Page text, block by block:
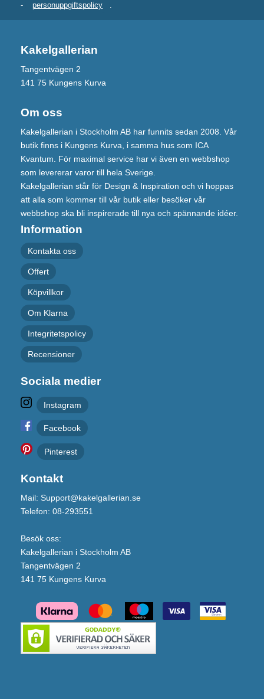
-
personuppgiftspolicy .
Kakelgallerian
Tangentvägen 2
141 75 Kungens Kurva
Om oss
Kakelgallerian i Stockholm AB har funnits sedan 2008. Vår
butik finns i Kungens Kurva, i samma hus som ICA
Kvantum. För maximal service har vi även en webbshop
som levererar varor till hela Sverige.
Kakelgallerian står för Design & Inspiration och vi hoppas
att alla som kommer till vår butik eller besöker vår
webbshop ska bli inspirerade till nya och spännande idéer.
Information
Kontakta oss
Offert
Köpvillkor
Om Klarna
Integritetspolicy
Recensioner
Sociala medier
Instagram
Facebook
Pinterest
Kontakt
Mail: Support@kakelgallerian.se
Telefon: 08-293551
Besök oss:
Kakelgallerian i Stockholm AB
Tangentvägen 2
141 75 Kungens Kurva